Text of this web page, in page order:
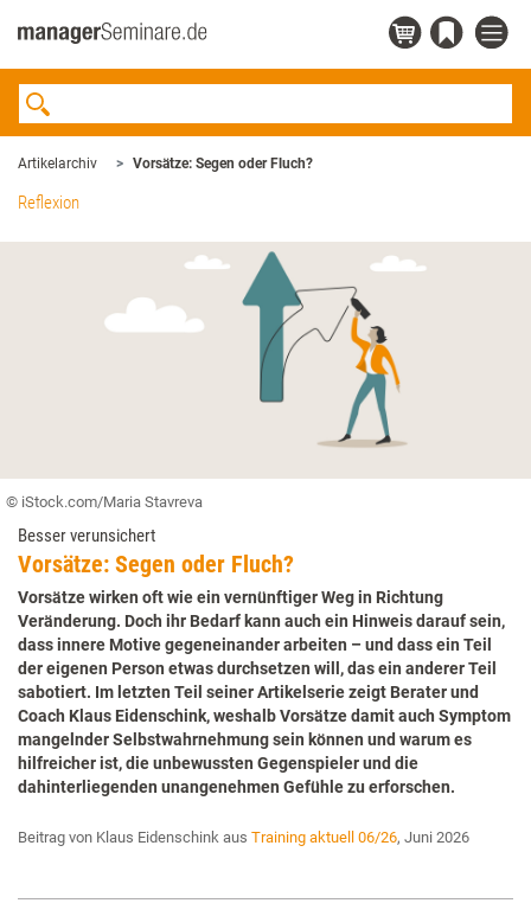
Artikelarchiv Vorsätze: Segen oder Fluch?
Reflexion
© iStock.com/Maria Stavreva
Besser verunsichert
Vorsätze: Segen oder Fluch?
Vorsätze wirken oft wie ein vernünftiger Weg in Richtung
Veränderung. Doch ihr Bedarf kann auch ein Hinweis darauf sein,
dass innere Motive gegeneinander arbeiten – und dass ein Teil
der eigenen Person etwas durchsetzen will, das ein anderer Teil
sabotiert. Im letzten Teil seiner Artikelserie zeigt Berater und
Coach Klaus Eidenschink, weshalb Vorsätze damit auch Symptom
mangelnder Selbstwahrnehmung sein können und warum es
hilfreicher ist, die unbewussten Gegenspieler und die
dahinterliegenden unangenehmen Gefühle zu erforschen.
Beitrag von Klaus Eidenschink aus Training aktuell 06/26, Juni 2026